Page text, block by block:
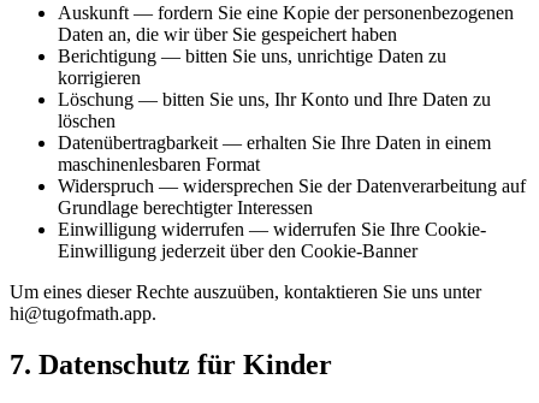
Auskunft — fordern Sie eine Kopie der personenbezogenen
Daten an, die wir über Sie gespeichert haben
Berichtigung — bitten Sie uns, unrichtige Daten zu
korrigieren
Löschung — bitten Sie uns, Ihr Konto und Ihre Daten zu
löschen
Datenübertragbarkeit — erhalten Sie Ihre Daten in einem
maschinenlesbaren Format
Widerspruch — widersprechen Sie der Datenverarbeitung auf
Grundlage berechtigter Interessen
Einwilligung widerrufen — widerrufen Sie Ihre Cookie-
Einwilligung jederzeit über den Cookie-Banner
Um eines dieser Rechte auszuüben, kontaktieren Sie uns unter
hi@tugofmath.app.
7. Datenschutz für Kinder